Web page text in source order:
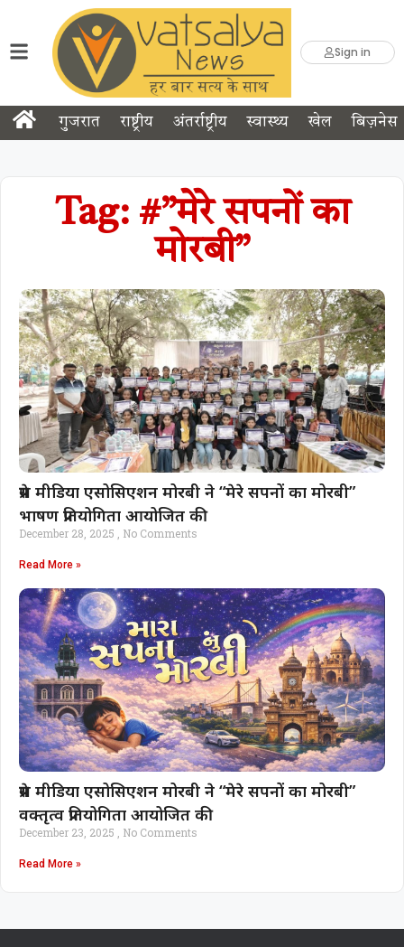
Sign in
गुजरात राष्ट्रीय अंतर्राष्ट्रीय स्वास्थ्य खेल बिज़नेस
Tag: #”मेरे सपनों का
मोरबी”
प्रेस मीडिया एसोसिएशन मोरबी ने “मेरे सपनों का मोरबी”
भाषण प्रतियोगिता आयोजित की
December 28, 2025 No Comments
Read More »
प्रेस मीडिया एसोसिएशन मोरबी ने “मेरे सपनों का मोरबी”
वक्तृत्व प्रतियोगिता आयोजित की
December 23, 2025 No Comments
Read More »